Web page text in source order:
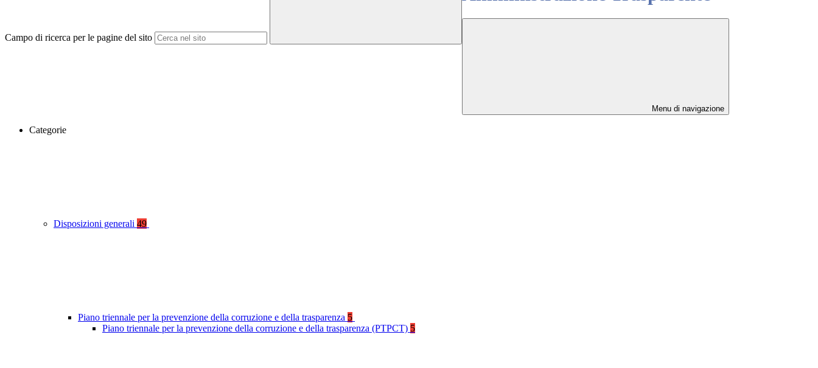
Campo di ricerca per le pagine del sito
Menu di navigazione
Categorie
Disposizioni generali 49
Piano triennale per la prevenzione della corruzione e della trasparenza 5
Piano triennale per la prevenzione della corruzione e della trasparenza (PTPCT) 5